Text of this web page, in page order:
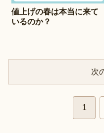
値上げの春は本当に来て
いるのか？
次
1